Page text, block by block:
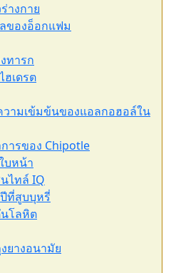
างกาย
ของอ็อกแฟม
ทารก
เดรต
วามเข้มข้นของแอลกอฮอล์ใน
ารของ Chipotle
บหน้า
ไทล์ IQ
ที่สูบบุหรี่
โลหิต
ยางอนามัย